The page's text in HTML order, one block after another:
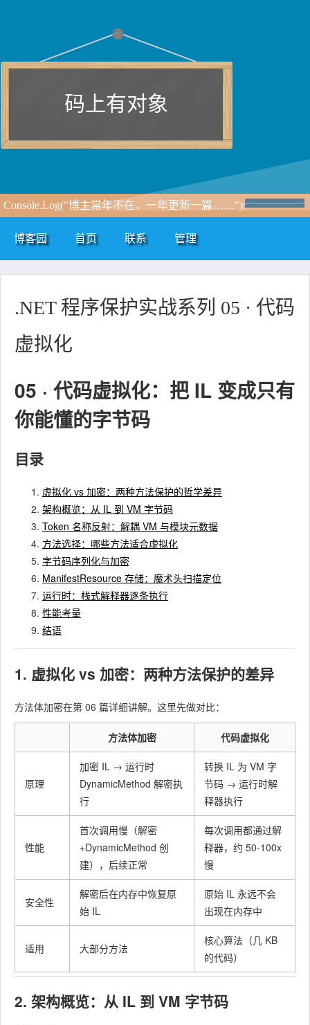
码上有对象
Console.Log("博主常年不在，一年更新一篇……");
博客园 首页 联系 管理
.NET 程序保护实战系列 05 · 代码
虚拟化
05 · 代码虚拟化：把 IL 变成只有
你能懂的字节码
目录
虚拟化 vs 加密：两种方法保护的哲学差异
架构概览：从 IL 到 VM 字节码
Token 名称反射：解耦 VM 与模块元数据
方法选择：哪些方法适合虚拟化
字节码序列化与加密
ManifestResource 存储：魔术头扫描定位
运行时：栈式解释器逐条执行
性能考量
结语
1. 虚拟化 vs 加密：两种方法保护的差异
方法体加密在第 06 篇详细讲解。这里先做对比：
方法体加密 代码虚拟化
原理
加密 IL → 运行时
DynamicMethod 解密执
行
转换 IL 为 VM 字
节码 → 运行时解
释器执行
性能
首次调用慢（解密
+DynamicMethod 创
建），后续正常
每次调用都通过解
释器，约 50-100x
慢
安全性
解密后在内存中恢复原
始 IL
原始 IL 永远不会
出现在内存中
适用 大部分方法
核心算法（几 KB
的代码）
2. 架构概览：从 IL 到 VM 字节码